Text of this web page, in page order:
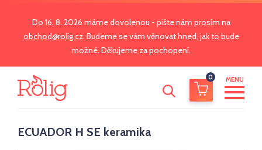
Do 16. 8. 2026 máme dovolenou - pište nám prosím na
obchod@rolig.cz. Budeme se vám věnovat hned, jak to bude
možné. Děkujeme za pochopení.
0 MENU
ECUADOR H SE keramika